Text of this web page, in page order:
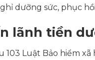
dưỡng sức, phục
lãnh tiền
103 Luật Bảo hiểm